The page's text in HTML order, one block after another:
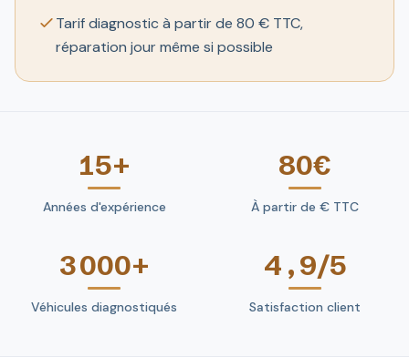
Tarif diagnostic à partir de 80 € TTC,
réparation jour même si possible
15+
Années d'expérience
80€
À partir de € TTC
3 000+
Véhicules diagnostiqués
4,9/5
Satisfaction client